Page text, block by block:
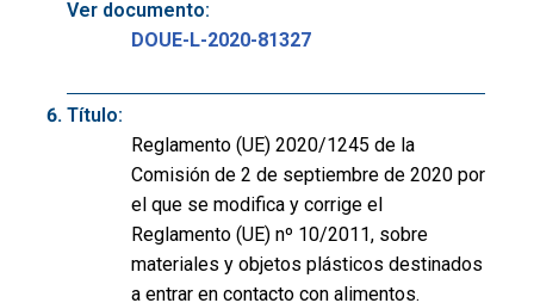
Ver documento:
DOUE-L-2020-81327
Título:
Reglamento (UE) 2020/1245 de la
Comisión de 2 de septiembre de 2020 por
el que se modifica y corrige el
Reglamento (UE) nº 10/2011, sobre
materiales y objetos plásticos destinados
a entrar en contacto con alimentos.